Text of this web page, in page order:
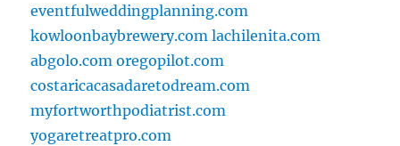
eventfulweddingplanning.com
kowloonbaybrewery.com lachilenita.com
abgolo.com oregopilot.com
costaricacasadaretodream.com
myfortworthpodiatrist.com
yogaretreatpro.com